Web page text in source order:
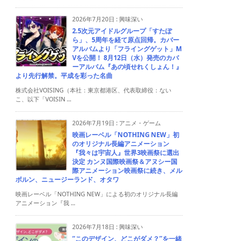
2026年7月20日 :興味深い
2.5次元アイドルグループ「すたぽ
ら」、5周年を経て原点回帰。カバー
アルバムより「フライングゲット」M
Vを公開！ 8月12日（水）発売のカバ
ーアルバム『あの頃せれくしょん！』
より先行解禁。平成を彩った名曲
株式会社VOISING（本社：東京都港区、代表取締役：ない
こ、以下「VOISIN ...
2026年7月19日 : アニメ・ゲーム
映画レーベル「NOTHING NEW」初
のオリジナル長編アニメーション
『我々は宇宙人』世界3映画祭に選出
決定 カンヌ国際映画祭＆アヌシー国
際アニメーション映画祭に続き、メル
ボルン、ニュージーランド、オタワ
映画レーベル「NOTHING NEW」による初のオリジナル長編
アニメーション『我 ...
2026年7月18日 :興味深い
“このデザイン、どこがダメ？”を一緒